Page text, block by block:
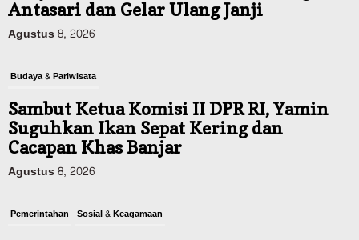
Antasari dan Gelar Ulang Janji
Agustus 8, 2026
Budaya & Pariwisata
Sambut Ketua Komisi II DPR RI, Yamin
Suguhkan Ikan Sepat Kering dan
Cacapan Khas Banjar
Agustus 8, 2026
Pemerintahan Sosial & Keagamaan